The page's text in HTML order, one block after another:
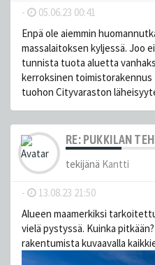
- 05.06.23 00:41
Enpä ole aiemmin
massalaitoksen kyljessä. Joo
tunnista tuota aluetta
kerroksinen toimistorakennus
tuohon Cityvaraston
RE: PUKKILAN
tekijänä Kantti
- 13.08.23 21:50
Alueen maamerkiksi
vielä pystyssä. Kuinka
rakentumista kuvaavalla